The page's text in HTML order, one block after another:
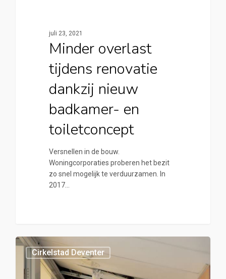
juli 23, 2021
Minder overlast
tijdens renovatie
dankzij nieuw
badkamer- en
toiletconcept
Versnellen in de bouw.
Woningcorporaties proberen het bezit
zo snel mogelijk te verduurzamen. In
2017…
Cirkelstad Deventer
0